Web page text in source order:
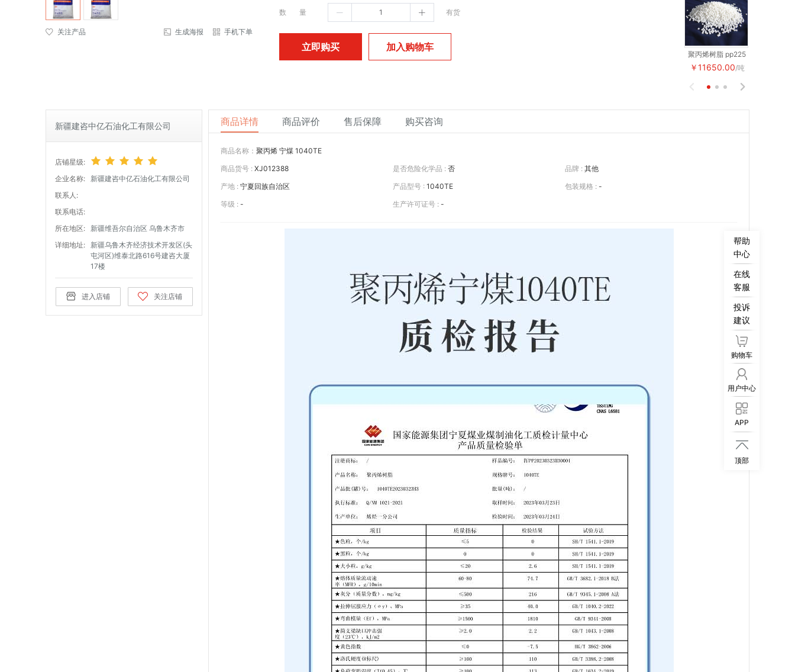
关注产品 生成海报 手机下单
数 量 有货
立即购买 加入购物车
聚丙烯树脂 pp225
￥11650.00/吨

新疆建咨中亿石油化工有限公司
店铺星级:
企业名称:
新疆建咨中亿石油化工有限公司
联系人:
联系电话:
所在地区:
新疆维吾尔自治区 乌鲁木齐市
详细地址:
新疆乌鲁木齐经济技术开发区(头
屯河区)维泰北路616号建咨大厦
17楼
进入店铺 关注店铺
商品详情 商品评价 售后保障 购买咨询
商品名称： 聚丙烯 宁煤 1040TE
商品货号 : XJ012388 是否危险化学品 : 否 品牌 : 其他
产地 : 宁夏回族自治区 产品型号 : 1040TE 包装规格 : -
等级 : - 生产许可证号 : -
帮助
中心
在线
客服
投诉
建议
购物车
用户中心
APP

顶部